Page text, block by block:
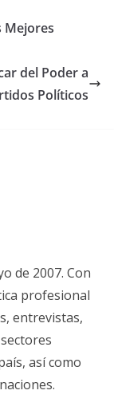
Mejores
del Poder a
Políticos
de 2007. Con
profesional
entrevistas,
así como